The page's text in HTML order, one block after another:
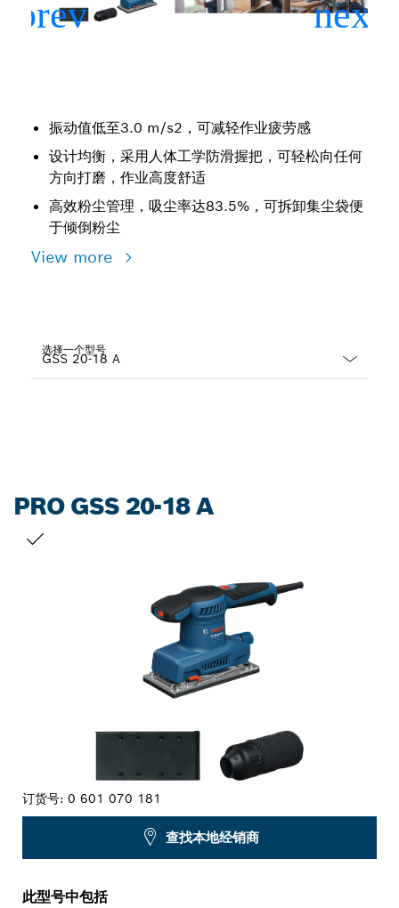
振动值低至3.0 m/s2，可减轻作业疲劳感
设计均衡，采用人体工学防滑握把，可轻松向任何
方向打磨，作业高度舒适
高效粉尘管理，吸尘率达83.5%，可拆卸集尘袋便
于倾倒粉尘
View more
选择一个型号
PRO GSS 20-18 A
订货号: 0 601 070 181
查找本地经销商
此型号中包括